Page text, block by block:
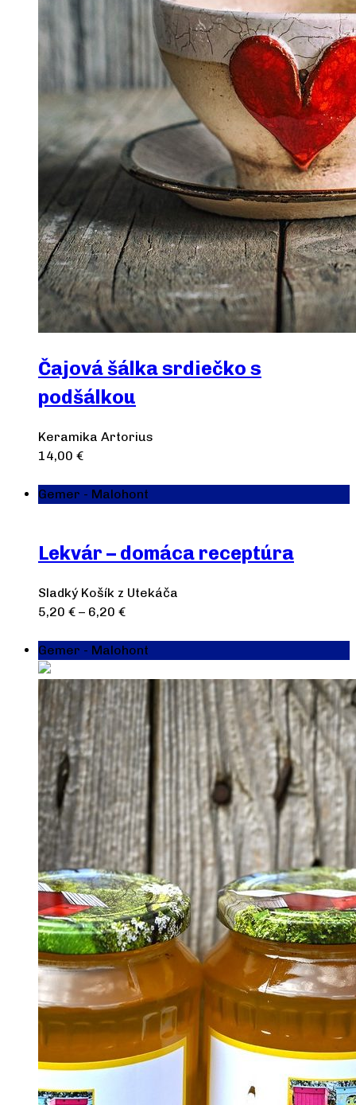
Čajová šálka srdiečko s
podšálkou
Keramika Artorius
14,00 €
Gemer - Malohont
Lekvár – domáca receptúra
Sladký Košík z Utekáča
5,20 € – 6,20 €
Gemer - Malohont